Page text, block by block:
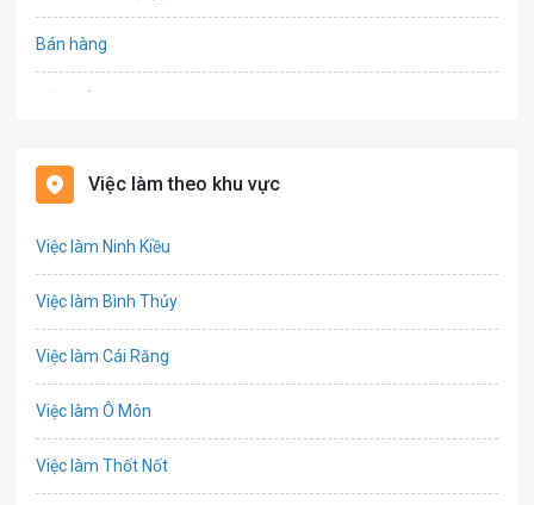
Bán hàng
Biên phiên dịch
Việc làm theo khu vực
Việc làm Ninh Kiều
Việc làm Bình Thủy
Việc làm Cái Răng
Việc làm Ô Môn
Việc làm Thốt Nốt